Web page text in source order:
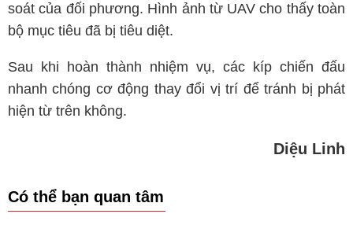
soát của đối phương. Hình ảnh từ UAV cho thấy toàn
bộ mục tiêu đã bị tiêu diệt.
Sau khi hoàn thành nhiệm vụ, các kíp chiến đấu
nhanh chóng cơ động thay đổi vị trí để tránh bị phát
hiện từ trên không.
Diệu Linh
Có thể bạn quan tâm